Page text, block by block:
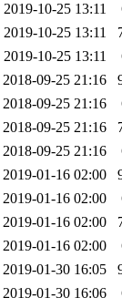
2019-10-25 13:11
2019-10-25 13:11
2019-10-25 13:11
2018-09-25 21:16
2018-09-25 21:16
2018-09-25 21:16
2018-09-25 21:16
2019-01-16 02:00
2019-01-16 02:00
2019-01-16 02:00
2019-01-16 02:00
2019-01-30 16:05
2019-01-30 16:06